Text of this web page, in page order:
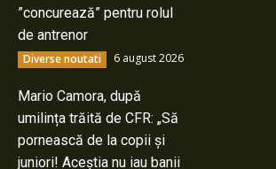
”concurează” pentru rolul
de antrenor
Diverse noutati 6 august 2026
Mario Camora, după
umilința trăită de CFR: „Să
pornească de la copii și
juniori! Aceștia nu iau banii